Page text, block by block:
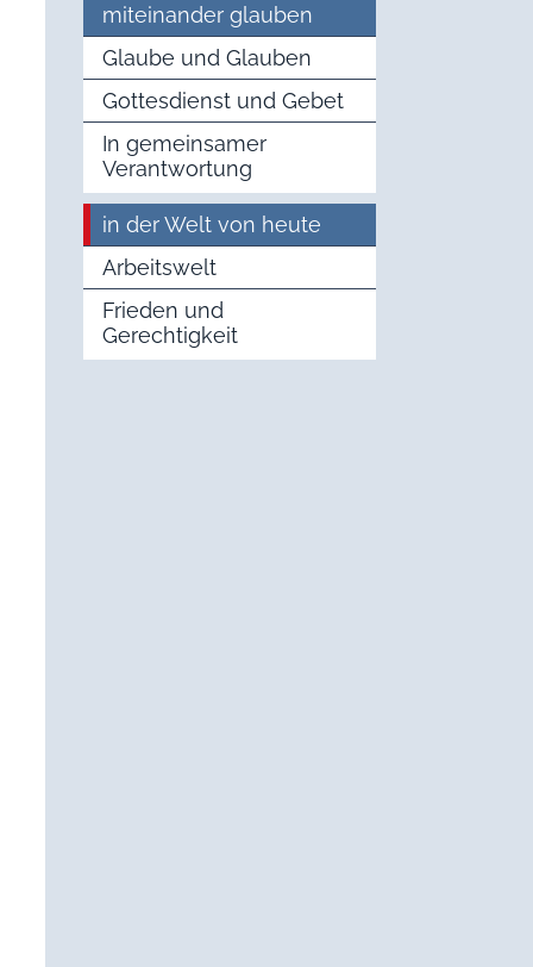
miteinander glauben
Glaube und Glauben
Gottesdienst und Gebet
In gemeinsamer
Verantwortung
in der Welt von heute
Arbeitswelt
Frieden und
Gerechtigkeit